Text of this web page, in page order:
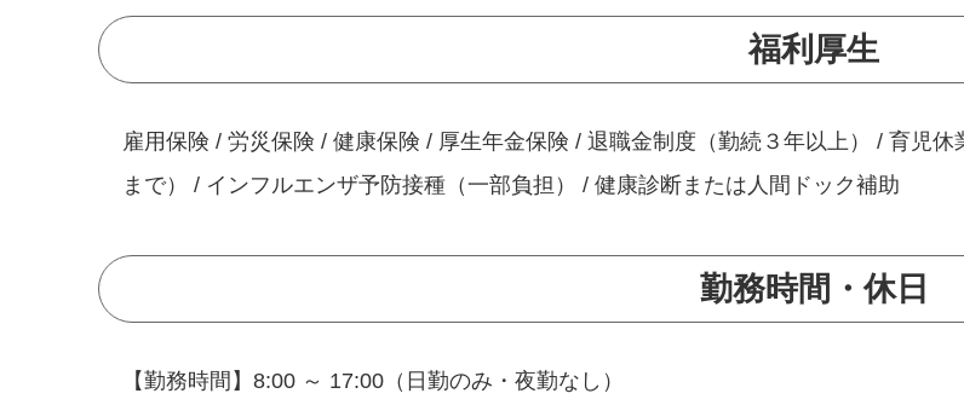
福利厚生
雇用保険 / 労災保険 / 健康保険 / 厚生年金保険 / 退職金制度（勤続３年以上） / 育児
まで） / インフルエンザ予防接種（一部負担） / 健康診断または人間ドック補助
勤務時間・休日
【勤務時間】8:00 ～ 17:00（日勤のみ・夜勤なし）